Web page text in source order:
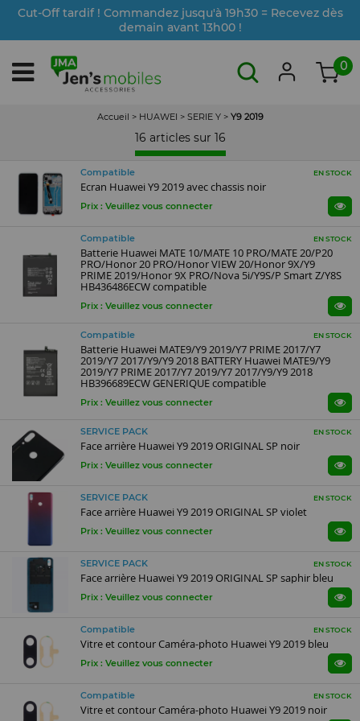
Cut-Off tardif ! Commandez jusqu'à 19h30 = Recevez dès
demain avant 13h00 !
0
Accueil > HUAWEI > SERIE Y > Y9 2019
16 articles sur 16
Compatible EN STOCK
Ecran Huawei Y9 2019 avec chassis noir
Prix : Veuillez vous connecter
Compatible EN STOCK
Batterie Huawei MATE 10/MATE 10 PRO/MATE 20/P20
PRO/Honor 20 PRO/Honor VIEW 20/Honor 9X/Y9
PRIME 2019/Honor 9X PRO/Nova 5i/Y9S/P Smart Z/Y8S
HB436486ECW compatible
Prix : Veuillez vous connecter
Compatible EN STOCK
Batterie Huawei MATE9/Y9 2019/Y7 PRIME 2017/Y7
2019/Y7 2017/Y9/Y9 2018 BATTERY Huawei MATE9/Y9
2019/Y7 PRIME 2017/Y7 2019/Y7 2017/Y9/Y9 2018
HB396689ECW GENERIQUE compatible
Prix : Veuillez vous connecter
SERVICE PACK EN STOCK
Face arrière Huawei Y9 2019 ORIGINAL SP noir
Prix : Veuillez vous connecter
SERVICE PACK EN STOCK
Face arrière Huawei Y9 2019 ORIGINAL SP violet
Prix : Veuillez vous connecter
SERVICE PACK EN STOCK
Face arrière Huawei Y9 2019 ORIGINAL SP saphir bleu
Prix : Veuillez vous connecter
Compatible EN STOCK
Vitre et contour Caméra-photo Huawei Y9 2019 bleu
Prix : Veuillez vous connecter
Compatible EN STOCK
Vitre et contour Caméra-photo Huawei Y9 2019 noir